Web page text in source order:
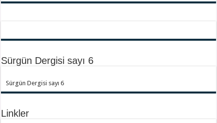
Sürgün Dergisi sayı 6
Sürgün Dergisi sayı 6
Linkler